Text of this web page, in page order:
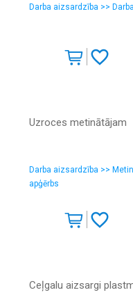
Darba aizsardzība >>
Uzroces metinātājam
Darba aizsardzība >>
apģērbs
Ceļgalu aizsargi